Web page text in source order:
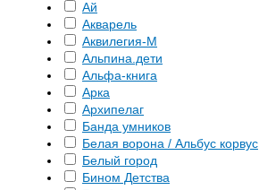
Ай
Акварель
Аквилегия-М
Альпина.дети
Альфа-книга
Арка
Архипелаг
Банда умников
Белая ворона / Альбус корвус
Белый город
Бином Детства